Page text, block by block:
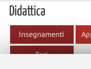
Didattica
Insegnamenti
Tesi